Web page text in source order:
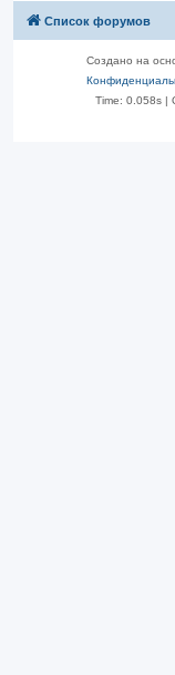
Список форумов
Создано на
Time: 0.058s|